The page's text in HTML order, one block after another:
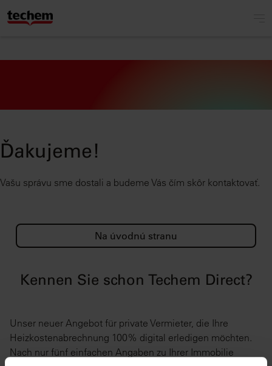
Ďakujeme!
Vašu správu sme dostali a budeme Vás čím skôr kontaktovať.
Na úvodnú stranu
Kennen Sie schon Techem Direct?
Unser neuer Angebot für private Vermieter, die Ihre
Heizkostenabrechnung 100% digital erledigen möchten.
Nach nur fünf einfachen Angaben zu Ihrer Immobilie